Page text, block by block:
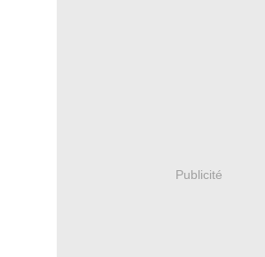
Publicité